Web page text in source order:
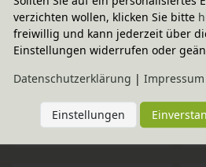
-20% Code
Korallenschloss, Grimm´s
-
-20% Code
Kleines Feuer
-
verzichten wollen, klicken Sie bitte
freiwillig und kann jederzeit über
Einstellungen widerrufen oder
Daten­schutz­erklärung | Impressum
Einstellungen